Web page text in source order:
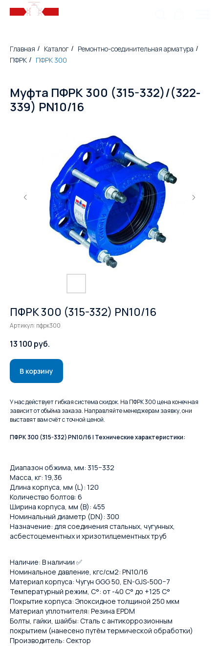
Главная / Каталог / Ремонтно-соединительная арматура /
ПФРК / ПФРК 300
Муфта ПФРК 300 (315-332)/(322-
339) PN10/16
ПФРК 300 (315-332) PN10/16
Артикул: пфрк300
13 100 руб.
В корзину
У нас действует гибкая система скидок. На ПФРК 300 цена конечная
зависит от объёма заказа. Направляйте менеджерам заявку, они
выставят вам счёт с точной ценой.
ПФРК 300 (315-332) PN10/16 | Технические характеристики:
Диапазон обжима, мм: 315−332
Масса, кг: 19,36
Длина корпуса, мм (L): 120
Количество болтов: 6
Ширина корпуса, мм (B): 455
Номинальный диаметр (DN): 300
Назначение: для соединения стальных, чугунных,
асбестоцементных и хризотилцементных труб
Наличие: В наличии ✅
Номинальное давление, кгс/см2: PN10/16
Материал корпуса: Чугун GGG 50, EN-GJS-500−7
Температурный режим, С°: от -40 С° до +125 С°
Покрытие корпуса: Эпоксидное толщиной 250 мкм
Материал уплотнителя: Резина EPDM
Болты, гайки, шайбы: Сталь с антикоррозионным
покрытием (нанесено путём термической обработки)
Производитель: Сектор